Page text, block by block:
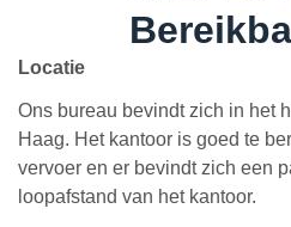
Locatie
Ons bureau bevindt zich in het
Haag. Het kantoor is goed te
vervoer en er bevindt zich een
loopafstand van het kantoor.